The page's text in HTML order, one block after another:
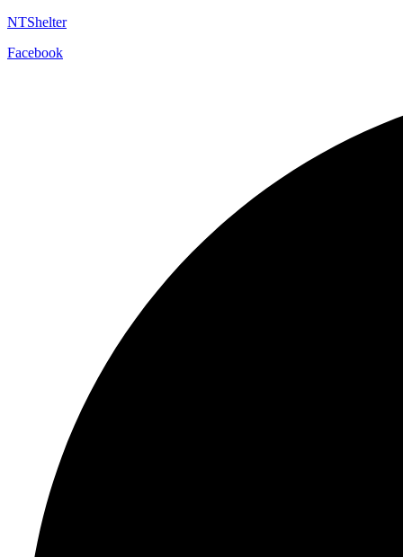
NTShelter
Facebook